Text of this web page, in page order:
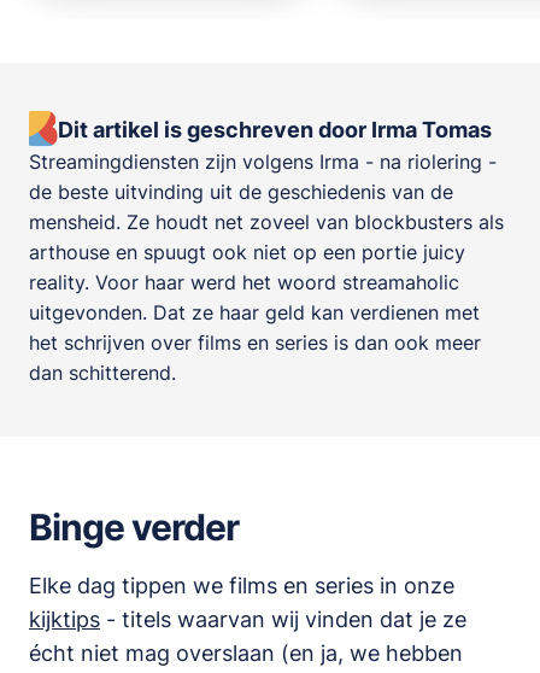
Dit artikel is geschreven door Irma Tomas
Streamingdiensten zijn volgens Irma - na riolering -
de beste uitvinding uit de geschiedenis van de
mensheid. Ze houdt net zoveel van blockbusters als
arthouse en spuugt ook niet op een portie juicy
reality. Voor haar werd het woord streamaholic
uitgevonden. Dat ze haar geld kan verdienen met
het schrijven over films en series is dan ook meer
dan schitterend.
Binge verder
Elke dag tippen we films en series in onze
kijktips - titels waarvan wij vinden dat je ze
écht niet mag overslaan (en ja, we hebben